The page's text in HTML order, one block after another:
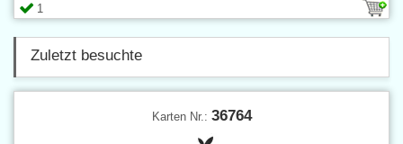
1
Zuletzt besuchte
Karten Nr.: 36764